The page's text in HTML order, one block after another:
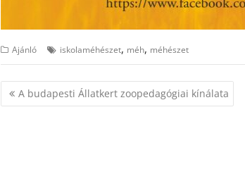
Ajánló iskolaméhészet, méh, méhészet
Bejegyzés
navigáció
A budapesti Állatkert zoopedagógiai kínálata